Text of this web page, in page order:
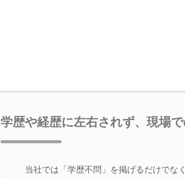
学歴や経歴に左右されず、現場
当社では「学歴不問」を掲げるだけでな